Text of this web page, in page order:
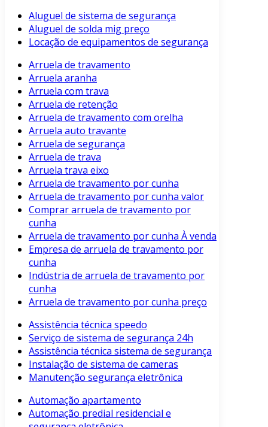
Aluguel de sistema de segurança
Aluguel de solda mig preço
Locação de equipamentos de segurança
Arruela de travamento
Arruela aranha
Arruela com trava
Arruela de retenção
Arruela de travamento com orelha
Arruela auto travante
Arruela de segurança
Arruela de trava
Arruela trava eixo
Arruela de travamento por cunha
Arruela de travamento por cunha valor
Comprar arruela de travamento por
cunha
Arruela de travamento por cunha À venda
Empresa de arruela de travamento por
cunha
Indústria de arruela de travamento por
cunha
Arruela de travamento por cunha preço
Assistência técnica speedo
Serviço de sistema de segurança 24h
Assistência técnica sistema de segurança
Instalação de sistema de cameras
Manutenção segurança eletrônica
Automação apartamento
Automação predial residencial e